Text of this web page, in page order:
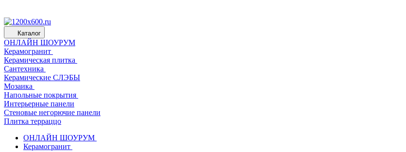
Каталог
ОНЛАЙН ШОУРУМ
Керамогранит
Керамическая плитка
Сантехника
Керамические СЛЭБЫ
Мозаика
Напольные покрытия
Интерьерные панели
Стеновые негорючие панели
Плитка терраццо
ОНЛАЙН ШОУРУМ
Керамогранит